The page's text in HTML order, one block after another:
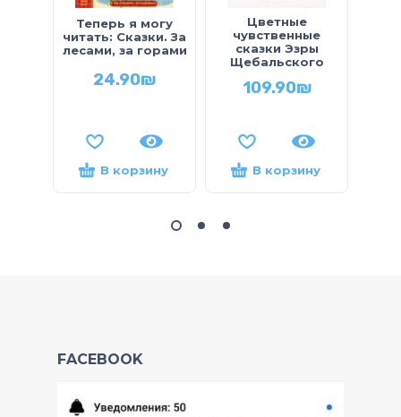
Теперь я могу
читать: Сказки. За
лесами, за горами
24.90₪
В корзину
Цветные
чувственные
сказки Эзры
Щебальского
109.90₪
В корзину
FACEBOOK